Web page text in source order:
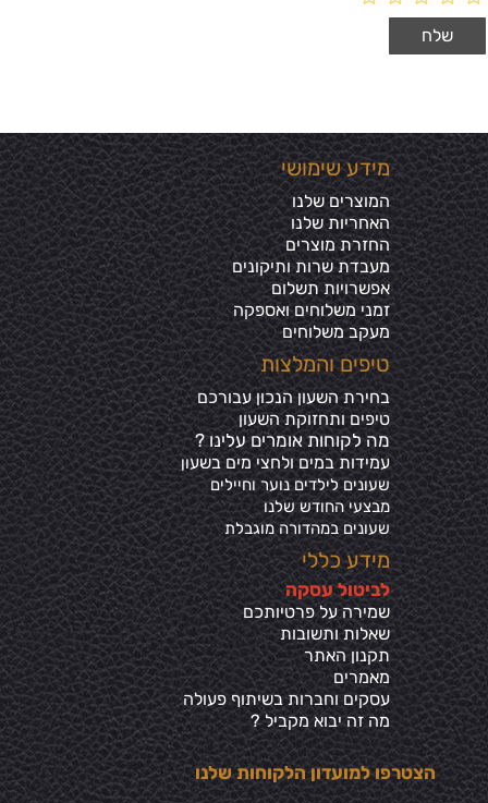
מידע שימושי
המוצרים שלנו
האחריות שלנו
החזרת מוצרים
מעבדת שרות ותיקונים
אפשרויות תשלום
זמני משלוחים ואספקה
מעקב משלוחים
טיפים והמלצות
בחירת השעון הנכון עבורכם
טיפים ותחזוקת השעון
מה לקוחות אומרים עלינו ?
עמידות במים ולחצי מים בשעון
שעונים לילדים נוער וחיילים
מבצעי החודש שלנו
שעונים במהדורה מוגבלת
מידע כללי
לביטול עסקה
שמירה על פרטיותכם
שאלות ותשובות
תקנון האתר
מאמרים
עסקים וחברות בשיתוף פעולה
מה זה יבוא מקביל ?
הצטרפו למועדון הלקוחות שלנו